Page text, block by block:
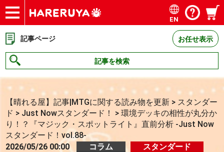
ショップ
買取
記事
デッキ検索
デッキ構築
選手一覧
店舗一覧
イベント
お問い合わせ
EN
記事ページ お任せ表示
記事を検索
【晴れる屋】記事|MTGに関する読み物を更新 > スタンダー
ド > Just Nowスタンダード！ >環境デッキの相性が丸分か
り！？『マジック・スポットライト』直前分析 -Just Now
スタンダード！vol.88-
2026/05/26 00:00
コラム スタンダード